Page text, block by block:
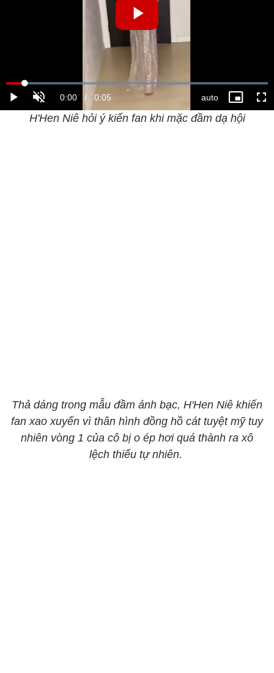
H'Hen Niê hỏi ý kiến fan khi mặc đầm dạ hội
Thả dáng trong mẫu đầm ánh bạc, H'Hen Niê khiến
fan xao xuyến vì thân hình đồng hồ cát tuyệt mỹ tuy
nhiên vòng 1 của cô bị o ép hơi quá thành ra xô
lệch thiếu tự nhiên.